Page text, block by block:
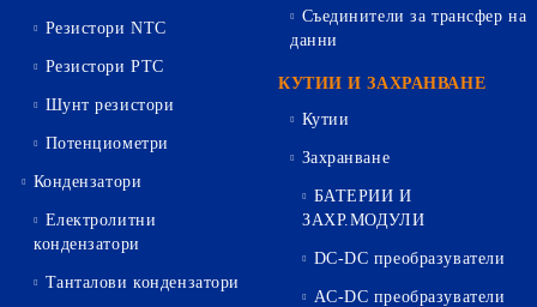
Резистори NTC
Резистори PTC
Шунт резистори
Потенциометри
Кондензатори
Електролитни
кондензатори
Танталови кондензатори
Съединители за трансфер на
данни
КУТИИ И ЗАХРАНВАНЕ
Кутии
Захранване
БАТЕРИИ И
ЗАХР.МОДУЛИ
DC-DC преобразуватели
AC-DC преобразуватели